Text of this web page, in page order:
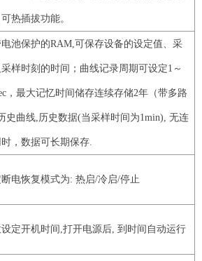
热插拔功能。
池保护的RAM,可保存设备的设定值、采
样时刻的时间；曲线记录周期可设定1 ～
，最大记忆时间储存连续存储2年（带多路
史曲线,历史数据(当采样时间为1min), 无连
，数据可长期保存.
电恢复模式为: 热启/冷启/停止
定开机时间 ,打开电源后, 到时间自动运行